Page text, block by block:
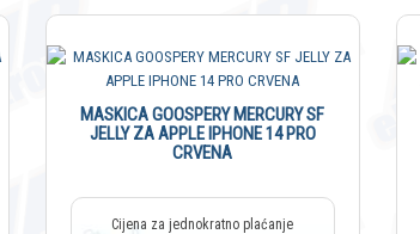
MASKICA GOOSPERY MERCURY SF
JELLY ZA APPLE IPHONE 14 PRO
CRVENA